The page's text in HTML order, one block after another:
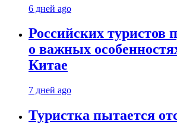
6 дней ago
Российских туристов
о важных
Китае
7 дней ago
Туристка пытается